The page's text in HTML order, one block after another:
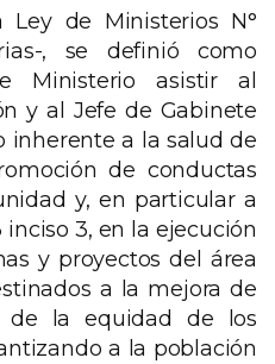
de Ministerios N°
, se definió como
Ministerio asistir al
y al Jefe de Gabinete
inherente a la salud de
de conductas
y, en particular a
3, en la ejecución
y proyectos del área
a la mejora de
la equidad de los
a la población